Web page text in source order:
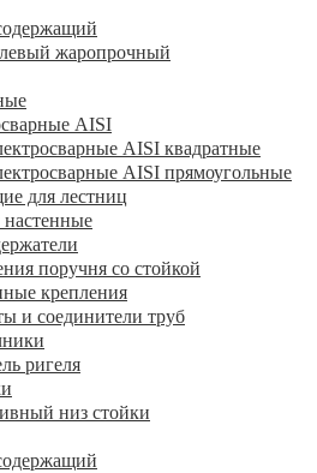
жаропрочный
AISI
AISI квадратные
AISI прямоугольные
для лестниц
поручня со стойкой
крепления
и соединители труб
ригеля
низ стойки